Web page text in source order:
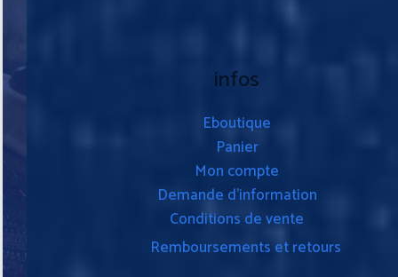
infos
Eboutique
Panier
Mon compte
Demande d’information
Conditions de vente
Remboursements et retours